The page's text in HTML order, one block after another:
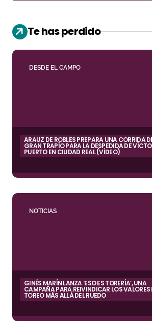
Te has perdido
DESDE EL CAMPO
ARAUZ DE ROBLES PREPARA UNA CORRIDA
GRAN TRAPÍO PARA LA DESPEDIDA DE
PUERTO EN CIUDAD REAL (VÍDEO)
NOTICIAS
GINÉS MARÍN LANZA ‘ESO ES TORERÍA’, UNA
CAMPAÑA PARA REIVINDICAR LOS VALORES
TOREO MÁS ALLÁ DEL RUEDO